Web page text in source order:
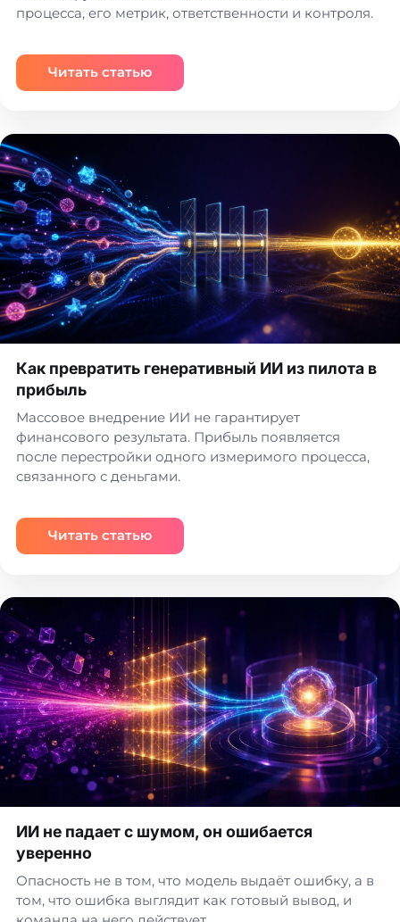
процесса, его метрик, ответственности и контроля.
Читать статью
Как превратить генеративный ИИ из пилота в
прибыль
Массовое внедрение ИИ не гарантирует
финансового результата. Прибыль появляется
после перестройки одного измеримого процесса,
связанного с деньгами.
Читать статью
ИИ не падает с шумом, он ошибается
уверенно
Опасность не в том, что модель выдаёт ошибку, а в
том, что ошибка выглядит как готовый вывод, и